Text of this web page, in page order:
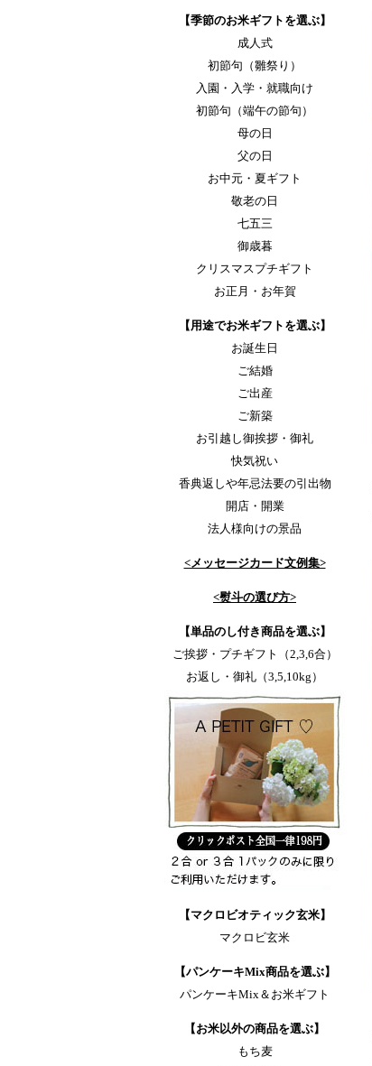
【季節のお米ギフトを選ぶ】
成人式
初節句（雛祭り）
入園・入学・就職向け
初節句（端午の節句）
母の日
父の日
お中元・夏ギフト
敬老の日
七五三
御歳暮
クリスマスプチギフト
お正月・お年賀
【用途でお米ギフトを選ぶ】
お誕生日
ご結婚
ご出産
ご新築
お引越し御挨拶・御礼
快気祝い
香典返しや年忌法要の引出物
開店・開業
法人様向けの景品
<メッセージカード文例集>
<熨斗の選び方>
【単品のし付き商品を選ぶ】
ご挨拶・プチギフト（2,3,6合）
お返し・御礼（3,5,10kg）
【マクロビオティック玄米】
マクロビ玄米
【パンケーキMix商品を選ぶ】
パンケーキMix＆お米ギフト
【お米以外の商品を選ぶ】
もち麦